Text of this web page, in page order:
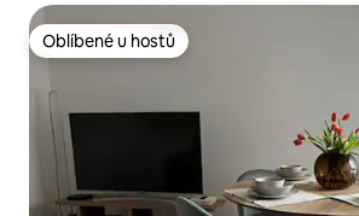
Oblíbené u hostů
Oblíbené u hostů